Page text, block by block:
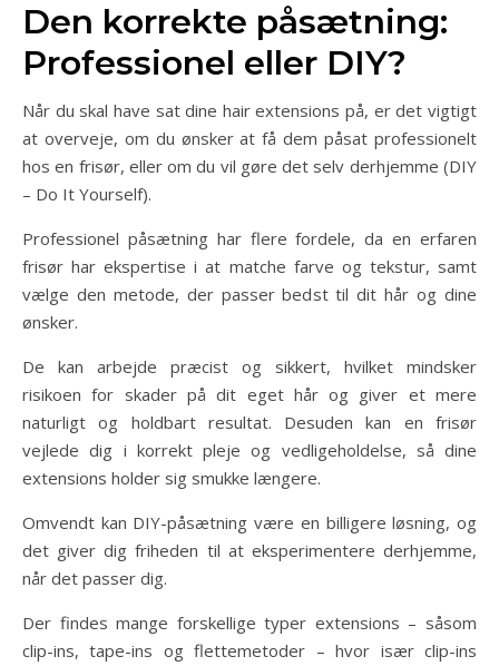
Den korrekte påsætning:
Professionel eller DIY?
Når du skal have sat dine hair extensions på, er det vigtigt
at overveje, om du ønsker at få dem påsat professionelt
hos en frisør, eller om du vil gøre det selv derhjemme (DIY
– Do It Yourself).
Professionel påsætning har flere fordele, da en erfaren
frisør har ekspertise i at matche farve og tekstur, samt
vælge den metode, der passer bedst til dit hår og dine
ønsker.
De kan arbejde præcist og sikkert, hvilket mindsker
risikoen for skader på dit eget hår og giver et mere
naturligt og holdbart resultat. Desuden kan en frisør
vejlede dig i korrekt pleje og vedligeholdelse, så dine
extensions holder sig smukke længere.
Omvendt kan DIY-påsætning være en billigere løsning, og
det giver dig friheden til at eksperimentere derhjemme,
når det passer dig.
Der findes mange forskellige typer extensions – såsom
clip-ins, tape-ins og flettemetoder – hvor især clip-ins